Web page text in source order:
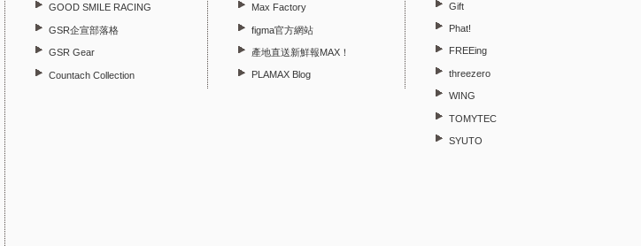
GOOD SMILE RACING
GSR企宣部落格
GSR Gear
Countach Collection
Max Factory
figma官方網站
產地直送新鮮報MAX！
PLAMAX Blog
Gift
Phat!
FREEing
threezero
WING
TOMYTEC
SYUTO